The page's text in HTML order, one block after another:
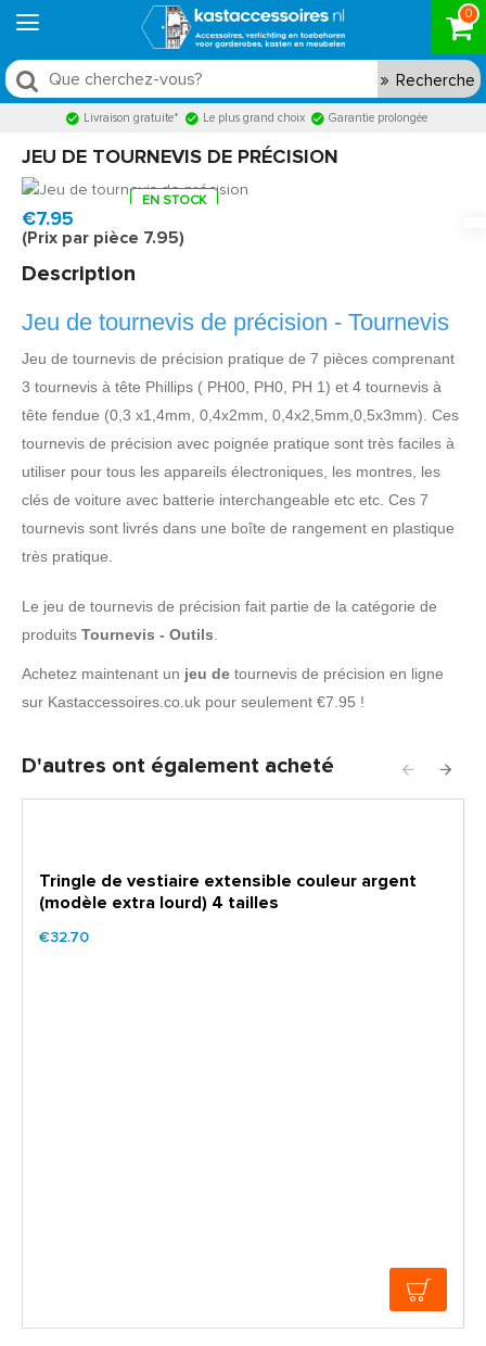
0
Recherche
Livraison gratuite* Le plus grand choix Garantie prolongée
JEU DE TOURNEVIS DE PRÉCISION
EN STOCK
Livraison rapide, en 1 à 2 jours ouvrés
€7.95
(Prix par pièce 7.95)
Description
Jeu de tournevis de précision - Tournevis
Jeu de tournevis de précision pratique de 7 pièces comprenant
3 tournevis à tête Phillips ( PH00, PH0, PH 1) et 4 tournevis à
tête fendue (0,3 x1,4mm, 0,4x2mm, 0,4x2,5mm,0,5x3mm). Ces
tournevis de précision avec poignée pratique sont très faciles à
utiliser pour tous les appareils électroniques, les montres, les
clés de voiture avec batterie interchangeable etc etc. Ces 7
tournevis sont livrés dans une boîte de rangement en plastique
très pratique.
Le jeu de tournevis de précision fait partie de la catégorie de
produits Tournevis - Outils
Achetez maintenant un jeu de tournevis de précision en ligne
sur Kastaccessoires.co.uk pour seulement €7.95 !
D'autres ont également acheté
Tringle de vestiaire extensible couleur argent
(modèle extra lourd) 4 tailles
€32.70